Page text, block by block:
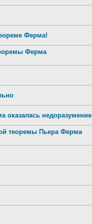
Ферма!
Ферма
оказалась
теоремы Пьера Ферма